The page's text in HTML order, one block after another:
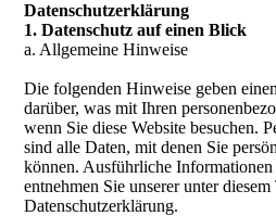
Datenschutzerklärung
1. Datenschutz auf einen Blick
a. Allgemeine Hinweise
Die folgenden Hinweise geben
darüber, was mit Ihren
wenn Sie diese Website besuchen.
sind alle Daten, mit denen Sie
können. Ausführliche
entnehmen Sie unserer unter
Datenschutzerklärung.